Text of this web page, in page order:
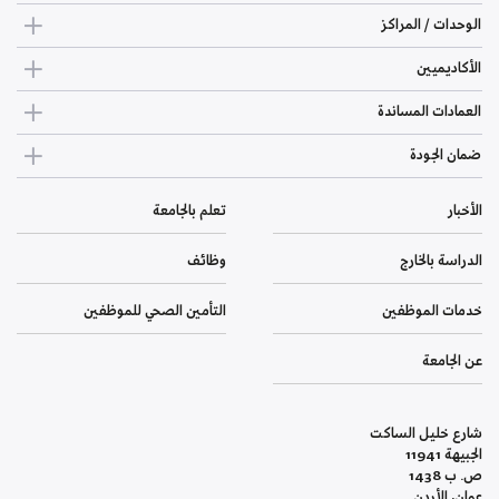
الوحدات / المراكز
الأكاديميين
العمادات المساندة
ضمان الجودة
الأخبار تعلم بالجامعة
الدراسة بالخارج وظائف
خدمات الموظفين التأمين الصحي للموظفين
عن الجامعة
شارع خليل الساكت
الجبيهة 11941
ص. ب 1438